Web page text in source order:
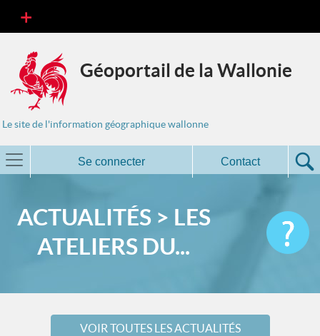
Géoportail de la Wallonie
Le site de l'information géographique wallonne
Se connecter Contact
ACTUALITÉS > LES
ATELIERS DU...
VOIR TOUTES LES ACTUALITÉS